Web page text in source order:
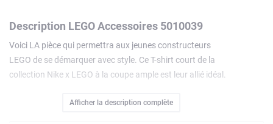
Description LEGO Accessoires 5010039
Voici LA pièce qui permettra aux jeunes constructeurs
LEGO de se démarquer avec style. Ce T-shirt court de la
collection Nike x LEGO à la coupe ample est leur allié idéal.
imprimé en continu alternant brique LEGO et logo Nike, et
Afficher la description complète